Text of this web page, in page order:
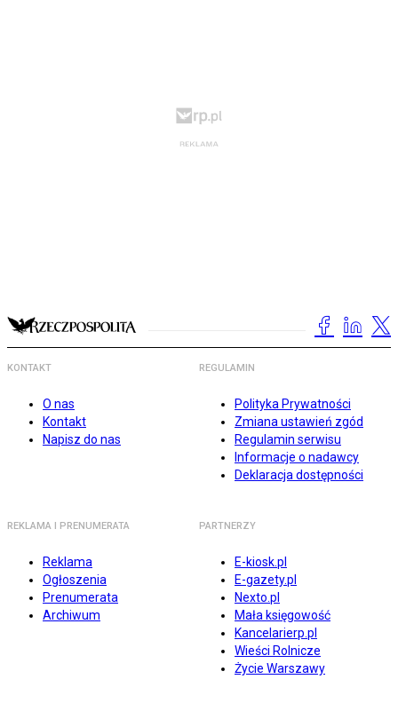
KONTAKT
O nas
Kontakt
Napisz do nas
REGULAMIN
Polityka Prywatności
Zmiana ustawień zgód
Regulamin serwisu
Informacje o nadawcy
Deklaracja dostępności
REKLAMA I PRENUMERATA
Reklama
Ogłoszenia
Prenumerata
Archiwum
PARTNERZY
E-kiosk.pl
E-gazety.pl
Nexto.pl
Mała księgowość
Kancelarierp.pl
Wieści Rolnicze
Życie Warszawy